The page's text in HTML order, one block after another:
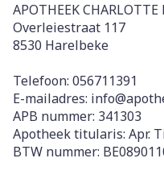
APOTHEEK CHARLOTTE
Overleiestraat 117
8530 Harelbeke
Telefoon: 056711391
E-mailadres: info@
APB nummer: 341303
Apotheek titularis: Apr.
BTW nummer: